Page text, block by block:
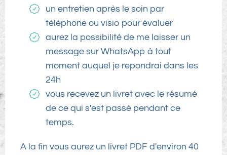
un entretien après le soin par
téléphone ou visio pour évaluer
aurez la possibilité de me laisser un
message sur WhatsApp à tout
moment auquel je repondrai dans les
24h
vous recevez un livret avec le résumé
de ce qui s'est passé pendant ce
temps.
A la fin vous aurez un livret PDF d'environ 40